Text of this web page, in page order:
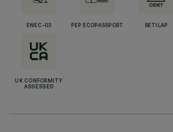
ENEC-03 PEP ECOPASSPORT RETILAP
UK CONFORMITY
ASSESSED